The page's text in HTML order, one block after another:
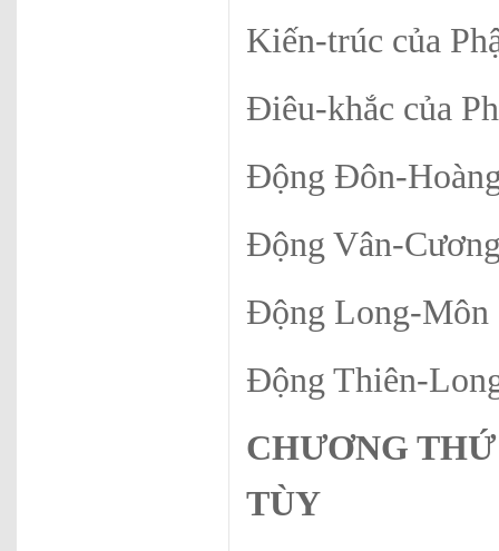
Kiến-trúc của
Điêu-khắc của
Động Đôn-
Động Vân-
Động Long-Môn
Động Thiên-
CHƯƠNG
TÙY